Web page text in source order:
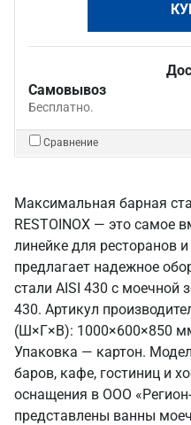
Самовывоз
Бесплатно.
Сравнение
Максимальная барная
RESTOINOX — это самое
линейке для ресторанов и
предлагает надежное
стали AISI 430 с моечной
430. Артикул
(Ш×Г×В): 1000×600×850
Упаковка — картон.
баров, кафе, гостиниц и
оснащения в ООО
представлены ванны